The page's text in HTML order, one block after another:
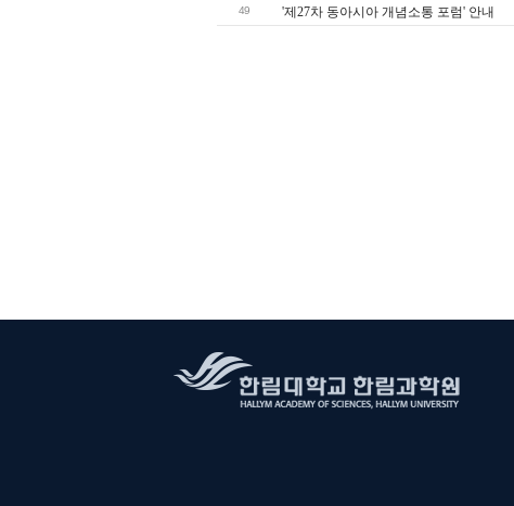
49 '제27차 동아시아 개념소통 포럼' 안내